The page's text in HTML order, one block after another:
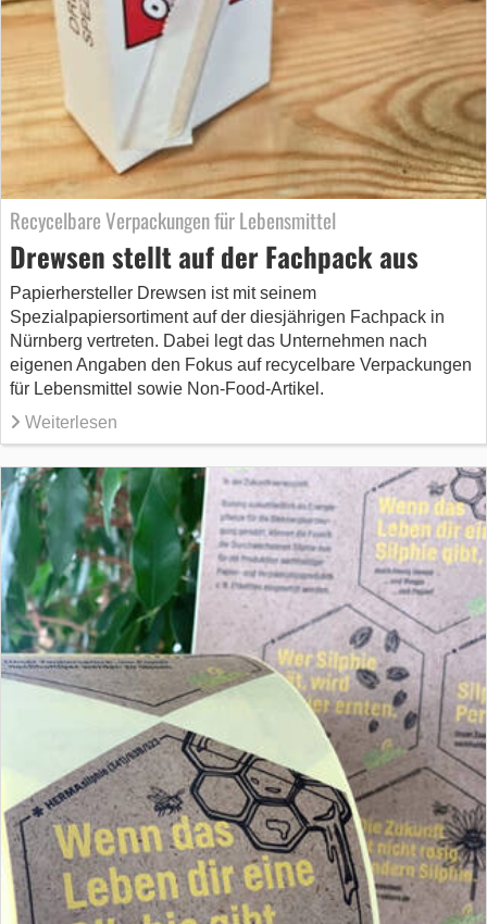
Recycelbare Verpackungen für Lebensmittel
Drewsen stellt auf der Fachpack aus
Papierhersteller Drewsen ist mit seinem
Spezialpapiersortiment auf der diesjährigen Fachpack in
Nürnberg vertreten. Dabei legt das Unternehmen nach
eigenen Angaben den Fokus auf recycelbare Verpackungen
für Lebensmittel sowie Non-Food-Artikel.
Weiterlesen